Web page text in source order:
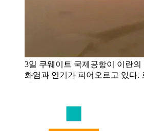
3일 쿠웨이트 국제공항이 이란
화염과 연기가 피어오르고 있다.